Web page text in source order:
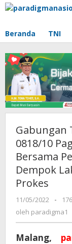
Lewati
Beranda TNI
Gabungan
0818/10
Bersama
Dempok
Prokes
11/05/2022
oleh
-
oleh paradigma1
Malang,